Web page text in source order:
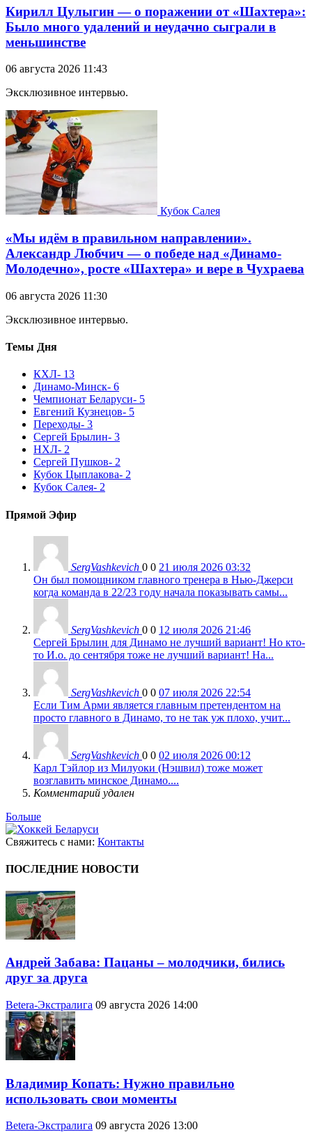
Кирилл Цулыгин — о поражении от «Шахтера»:
Было много удалений и неудачно сыграли в
меньшинстве
06 августа 2026 11:43
Эксклюзивное интервью.
Кубок Салея
«Мы идём в правильном направлении».
Александр Любчич — о победе над «Динамо-
Молодечно», росте «Шахтера» и вере в Чухраева
06 августа 2026 11:30
Эксклюзивное интервью.
Темы Дня
КХЛ- 13
Динамо-Минск- 6
Чемпионат Беларуси- 5
Евгений Кузнецов- 5
Переходы- 3
Сергей Брылин- 3
НХЛ- 2
Сергей Пушков- 2
Кубок Цыплакова- 2
Кубок Салея- 2
Прямой Эфир
SergVashkevich 0 0 21 июля 2026 03:32
Он был помощником главного тренера в Нью-Джерси
когда команда в 22/23 году начала показывать самы...
SergVashkevich 0 0 12 июля 2026 21:46
Сергей Брылин для Динамо не лучший вариант! Но кто-
то И.о. до сентября тоже не лучший вариант! На...
SergVashkevich 0 0 07 июля 2026 22:54
Если Тим Арми является главным претендентом на
просто главного в Динамо, то не так уж плохо, учит...
SergVashkevich 0 0 02 июля 2026 00:12
Карл Тэйлор из Милуоки (Нэшвил) тоже может
возглавить минское Динамо....
Комментарий удален
Больше
Свяжитесь с нами: Контакты
ПОСЛЕДНИЕ НОВОСТИ
Андрей Забава: Пацаны – молодчики, бились
друг за друга
Betera-Экстралига 09 августа 2026 14:00
Владимир Копать: Нужно правильно
использовать свои моменты
Betera-Экстралига 09 августа 2026 13:00